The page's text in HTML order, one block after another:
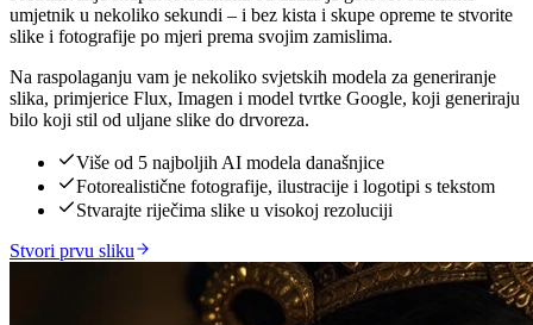
umjetnik u nekoliko sekundi – i bez kista i skupe opreme te stvorite
slike i fotografije po mjeri prema svojim zamislima.
Na raspolaganju vam je nekoliko svjetskih modela za generiranje
slika, primjerice Flux, Imagen i model tvrtke Google, koji generiraju
bilo koji stil od uljane slike do drvoreza.
Više od 5 najboljih AI modela današnjice
Fotorealistične fotografije, ilustracije i logotipi s tekstom
Stvarajte riječima slike u visokoj rezoluciji
Stvori prvu sliku